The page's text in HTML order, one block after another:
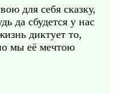
для себя сказку,
да сбудется у нас
диктует то,
мы её мечтою